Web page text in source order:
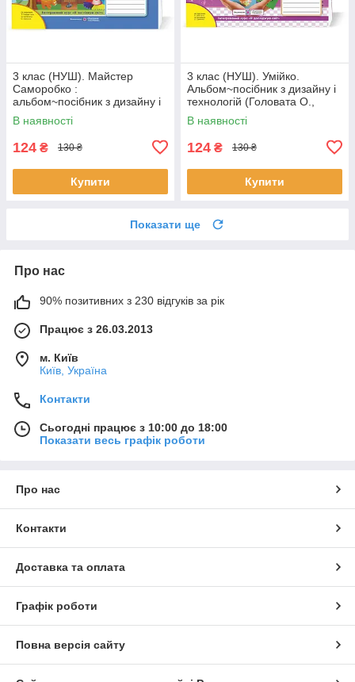
3 клас (НУШ). Майстер
Саморобко :
альбом~посібник з дизайну і
технологій (Бровченко А.,
Копитіна Н.),
В наявності
124 ₴ 130 ₴
Купити
3 клас (НУШ). Умійко.
Альбом~посібник з дизайну і
технологій (Головата О.,
Кононюк А.), Підручники і
посібники
В наявності
124 ₴ 130 ₴
Купити
Показати ще
Про нас
90% позитивних з 230 відгуків за рік
Працює з 26.03.2013
м. Київ
Київ, Україна
Контакти
Сьогодні працює з 10:00 до 18:00
Показати весь графік роботи
Про нас
Контакти
Доставка та оплата
Графік роботи
Повна версія сайту